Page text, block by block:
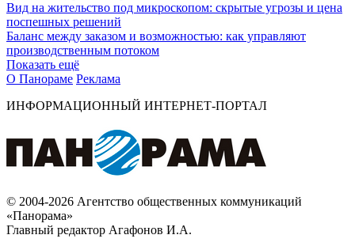
Вид на жительство под микроскопом: скрытые угрозы и цена
поспешных решений
Баланс между заказом и возможностью: как управляют
производственным потоком
Показать ещё
О Панораме Реклама
ИНФОРМАЦИОННЫЙ ИНТЕРНЕТ-ПОРТАЛ
© 2004-2026 Агентство общественных коммуникаций
«Панорама»
Главный редактор Агафонов И.А.